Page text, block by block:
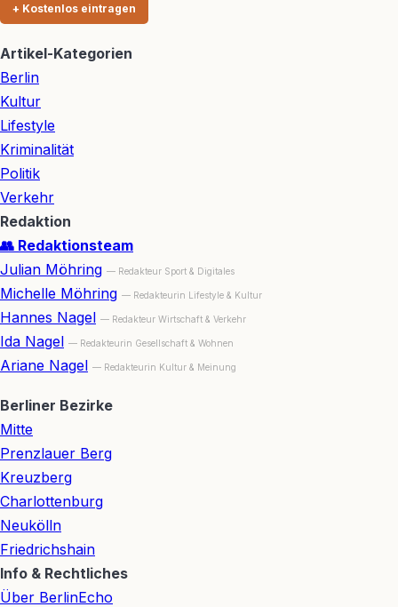
+ Kostenlos eintragen
Artikel-Kategorien
Berlin
Kultur
Lifestyle
Kriminalität
Politik
Verkehr
Redaktion
👥 Redaktionsteam
Julian Möhring — Redakteur Sport & Digitales
Michelle Möhring — Redakteurin Lifestyle & Kultur
Hannes Nagel — Redakteur Wirtschaft & Verkehr
Ida Nagel — Redakteurin Gesellschaft & Wohnen
Ariane Nagel — Redakteurin Kultur & Meinung
Berliner Bezirke
Mitte
Prenzlauer Berg
Kreuzberg
Charlottenburg
Neukölln
Friedrichshain
Info & Rechtliches
Über BerlinEcho